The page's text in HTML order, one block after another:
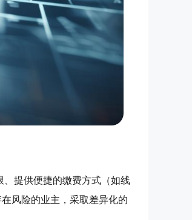
提供便捷的缴费方式（如线
风险的业主，采取差异化的